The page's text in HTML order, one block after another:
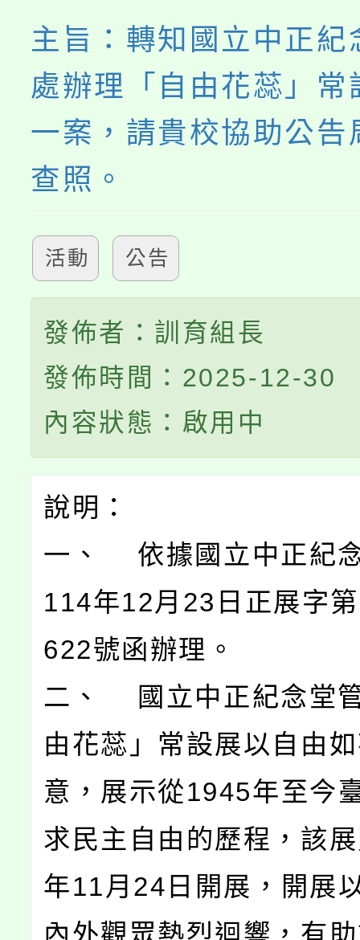
心理、諮商輔導、社會
系所師生報名參加。
主旨：轉知國立中正紀
處辦理「自由花蕊」常
一案，請貴校協助公告
查照。
活動 公告
發佈者：訓育組長
發佈時間：2025-12-30
內容狀態：啟用中
說明：
一、 依據國立中正紀
114年12月23日正展字
622號函辦理。
二、 國立中正紀念堂
由花蕊」常設展以自由
意，展示從1945年至今
求民主自由的歷程，該
年11月24日開展，開展